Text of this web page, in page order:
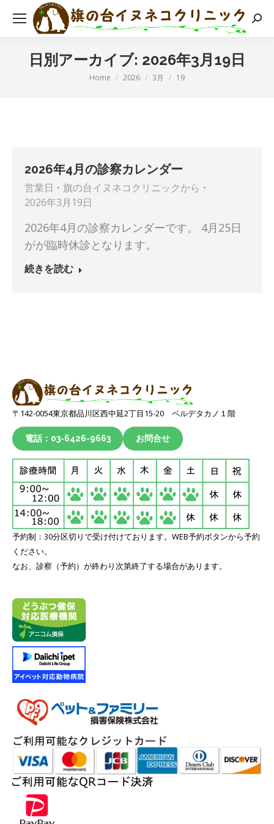
検
日別アーカイブ: 2026年3月19日
現在地:
Home 2026 3月 19
2026年4月の診察カレンダー
営業日 旗の台イヌネコクリニックから
2026年3月19日
2026年4月の診察カレンダーです。 4月25日
がが臨時休診となります。
続きを読む
〒142-0054東京都品川区西中延2丁目15-20 ベルデタカノ１階
電話：03-6426-9663 お問合せ
予約制：30分区切りで受け付けております。WEB予約ボタンから予約
ください。
なお、診察（予約）が終わり次第終了する場合があります。